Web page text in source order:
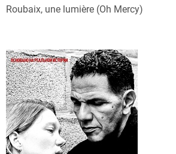
Roubaix, une lumière (Oh Mercy)